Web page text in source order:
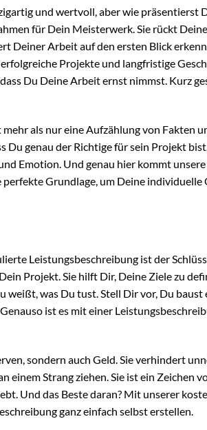
und wertvoll, aber wie präsentierst
für Dein Meisterwerk. Sie rückt
Deiner Arbeit auf den ersten Blick
Projekte und langfristige
Du Deine Arbeit ernst nimmst. Kurz
als nur eine Aufzählung von Fakten
Du genau der Richtige für sein Projekt
Emotion. Und genau hier kommt
Grundlage, um Deine individuelle
Leistungsbeschreibung ist der
Projekt. Sie hilft Dir, Deine Ziele zu
was Du tust. Stell Dir vor, Du baust
ist es mit einer
sondern auch Geld. Sie verhindert
einem Strang ziehen. Sie ist ein Zeichen
Und das Beste daran? Mit unserer
ganz einfach selbst erstellen.